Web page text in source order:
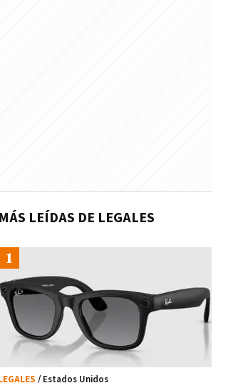
MÁS LEÍDAS DE LEGALES
/ Estados Unidos